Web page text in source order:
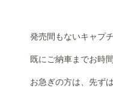
発売間もないキャプ
既にご納車までお時
お急ぎの方は、先ず